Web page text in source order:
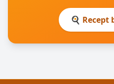
🍳 Recept